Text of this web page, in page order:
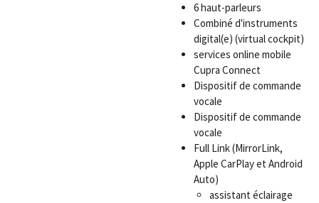
6 haut-parleurs
Combiné d'instruments
digital(e) (virtual cockpit)
services online mobile
Cupra Connect
Dispositif de commande
vocale
Dispositif de commande
vocale
Full Link (MirrorLink,
Apple CarPlay et Android
Auto)
assistant éclairage